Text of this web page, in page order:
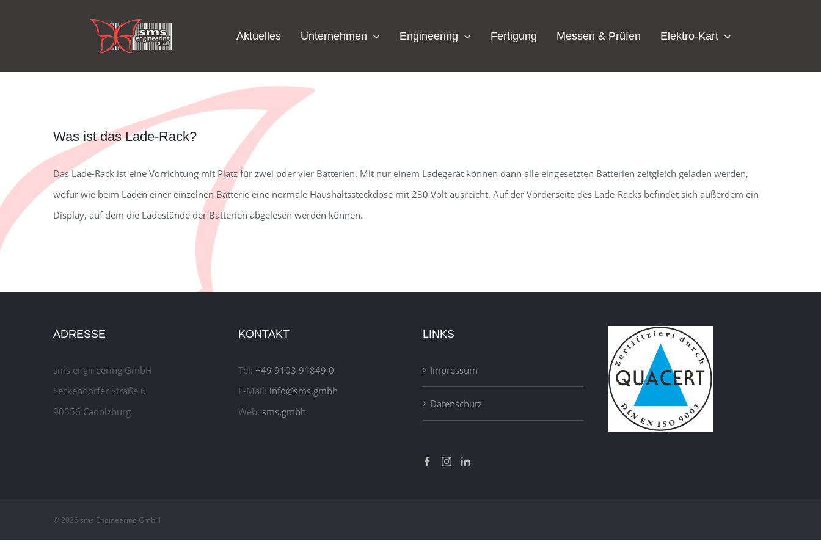
Aktuelles Unternehmen Engineering Fertigung Messen & Prüfen Elektro-Kart
Was ist das Lade-Rack?
Das Lade-Rack ist eine Vorrichtung mit Platz für zwei oder vier Batterien. Mit nur einem Ladegerät können dann alle eingesetzten Batterien zeitgleich geladen werden,
wofür wie beim Laden einer einzelnen Batterie eine normale Haushaltssteckdose mit 230 Volt ausreicht. Auf der Vorderseite des Lade-Racks befindet sich außerdem ein
Display, auf dem die Ladestände der Batterien abgelesen werden können.
ADRESSE
sms engineering GmbH
Seckendorfer Straße 6
90556 Cadolzburg
KONTAKT
Tel: +49 9103 91849 0
E-Mail: info@sms.gmbh
Web: sms.gmbh
LINKS
Impressum
Datenschutz
© 2026 sms Engineering GmbH